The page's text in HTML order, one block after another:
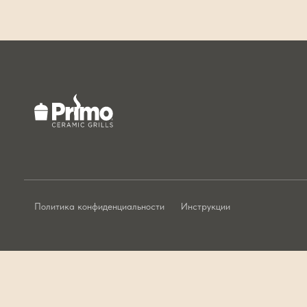
Политика конфиденциальности Инструкции